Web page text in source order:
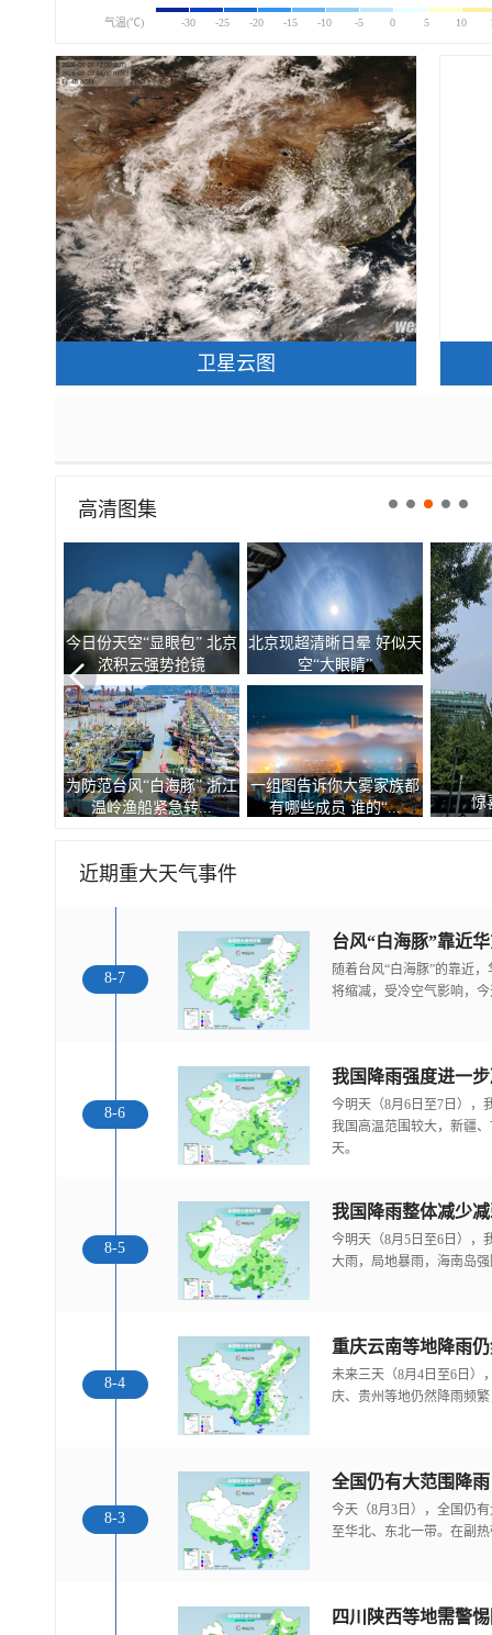
气温(℃) -30 -25 -20 -15 -10 -5 0 5 10
卫星云图
高清图集
今日份天空“显眼包” 北京
浓积云强势抢镜
北京现超清晰日晕 好似天
空“大眼睛”
为防范台风“白海豚” 浙江
温岭渔船紧急转...
一组图告诉你大雾家族都
有哪些成员 谁的“...
惊
近期重大天气事件
8-7
随着台风“白海豚”的靠近
将缩减，受冷空气影响，
8-6
今明天（8月6日至7日），
我国高温范围较大，新疆
天。
8-5
我国降雨整体减少
今明天（8月5日至6日），
大雨，局地暴雨，海南岛
8-4
重庆云南等地降雨
未来三天（8月4日至6日）
庆、贵州等地仍然降雨频
8-3
全国仍有大范围降
今天（8月3日），全国仍
至华北、东北一带。在副